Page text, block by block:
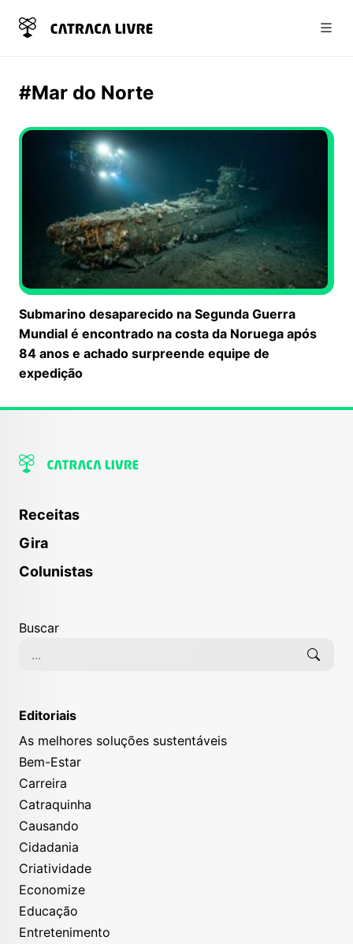
#Mar do Norte
Submarino desaparecido na Segunda Guerra
Mundial é encontrado na costa da Noruega após
84 anos e achado surpreende equipe de
expedição
Receitas
Gira
Colunistas
Buscar
Editoriais
As melhores soluções sustentáveis
Bem-Estar
Carreira
Catraquinha
Causando
Cidadania
Criatividade
Economize
Educação
Entretenimento